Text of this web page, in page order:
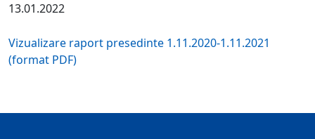
13.01.2022
Vizualizare raport presedinte 1.11.2020-1.11.2021
(format PDF)